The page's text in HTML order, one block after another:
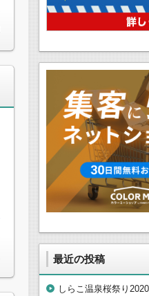
最近の投稿
しらこ温泉桜祭り